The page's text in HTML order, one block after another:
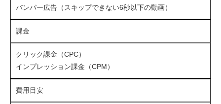
バンパー広告（スキップできない6秒以下の動画）
課金
クリック課金（CPC）
インプレッション課金（CPM）
費用目安